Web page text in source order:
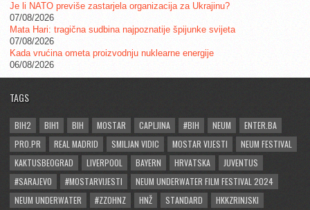
Je li NATO previše zastarjela organizacija za Ukrajinu?
07/08/2026
Mata Hari: tragična sudbina najpoznatije špijunke svijeta
07/08/2026
Kada vrućina ometa proizvodnju nuklearne energije
06/08/2026
TAGS
BIH2 BIH1 BIH MOSTAR CAPLJINA #BIH NEUM
ENTER.BA
PRO.PR
REAL MADRID SMILJAN VIDIC MOSTAR VIJESTI
NEUM FESTIVAL
KAKTUSBEOGRAD
LIVERPOOL BAYERN HRVATSKA
JUVENTUS
#SARAJEVO
#MOSTARVIJESTI
NEUM UNDERWATER FILM FESTIVAL 2024
NEUM UNDERWATER
#ZZOHNZ HNŽ STANDARD
HKKZRINJSKI